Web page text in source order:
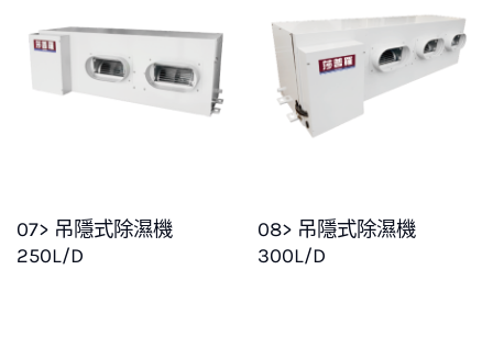
07> 吊隱式除濕機
250L/D
08> 吊隱式除濕機
300L/D